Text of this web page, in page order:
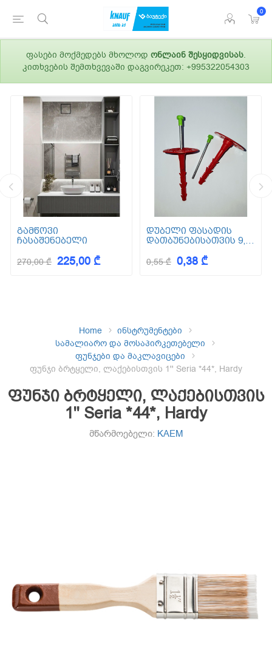
0
ფასები მოქმედებს მხოლოდ ონლაინ შესყიდვისას.
კითხვების შემთხვევაში დაგვირეკეთ: +995322054303
გამწოვი
ჩასაშენებელი
270,00 ₾ 225,00 ₾
დუბელი ფასადის
დათბუნებისათვის 9,5
0,55 ₾ 0,38 ₾
Home
ინსტრუმენტები
სამალიარო და მოსაპირკეთებელი
ფუნჯები და მაკლავიცები
ფუნჯი ბრტყელი, ლაქებისთვის 1'' Seria *44*, Hardy
ფუნჯი ბრტყელი, ლაქებისთვის
1'' Seria *44*, Hardy
მწარმოებელი: KAEM